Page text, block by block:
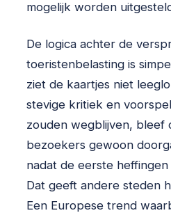
mogelijk worden
De logica achter de
toeristenbelasting is
ziet de kaartjes niet
stevige kritiek en
zouden wegblijven, bleef
bezoekers gewoon
nadat de eerste
Dat geeft andere steden
Een Europese trend